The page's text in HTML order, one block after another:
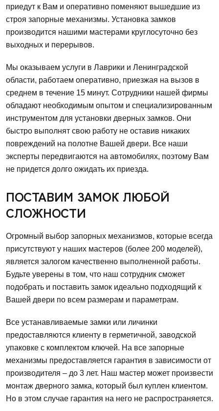
приедут к Вам и оперативно поменяют вышедшие из
строя запорные механизмы. Установка замков
производится нашими мастерами круглосуточно без
выходных и перерывов.
Мы оказываем услуги в Лаврики и Ленинградской
области, работаем оперативно, приезжая на вызов в
среднем в течение 15 минут. Сотрудники нашей фирмы
обладают необходимым опытом и специализированным
инструментом для установки дверных замков. Они
быстро выполнят свою работу не оставив никаких
повреждений на полотне Вашей двери. Все наши
эксперты передвигаются на автомобилях, поэтому Вам
не придется долго ожидать их приезда.
ПОСТАВИМ ЗАМОК ЛЮБОЙ
СЛОЖНОСТИ
Огромный выбор запорных механизмов, которые всегда
присутствуют у наших мастеров (более 200 моделей),
является залогом качественно выполненной работы.
Будьте уверены в том, что наш сотрудник сможет
подобрать и поставить замок идеально подходящий к
Вашей двери по всем размерам и параметрам.
Все устанавливаемые замки или личинки
предоставляются клиенту в герметичной, заводской
упаковке с комплектом ключей. На все запорные
механизмы предоставляется гарантия в зависимости от
производителя – до 3 лет. Наш мастер может произвести
монтаж дверного замка, который был куплен клиентом.
Но в этом случае гарантия на него не распространяется.